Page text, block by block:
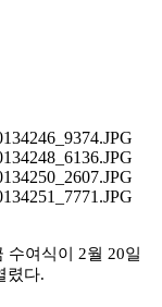
여식이 2월 20일
렸다.